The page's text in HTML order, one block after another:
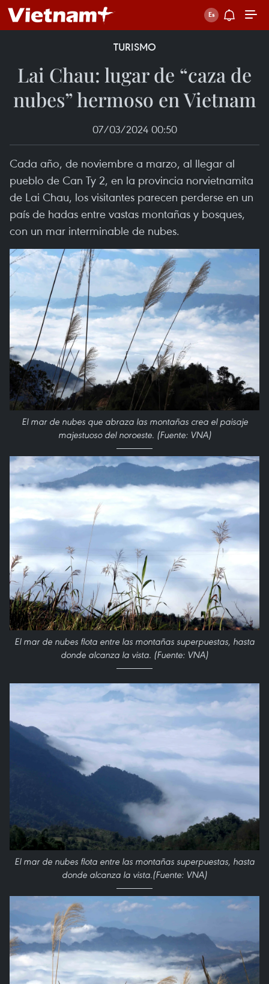
TURISMO
Lai Chau: lugar de “caza de
nubes” hermoso en Vietnam
07/03/2024 00:50
Cada año, de noviembre a marzo, al llegar al
pueblo de Can Ty 2, en la provincia norvietnamita
de Lai Chau, los visitantes parecen perderse en un
país de hadas entre vastas montañas y bosques,
con un mar interminable de nubes.
El mar de nubes que abraza las montañas crea el paisaje
majestuoso del noroeste. (Fuente: VNA)
El mar de nubes flota entre las montañas superpuestas, hasta
donde alcanza la vista. (Fuente: VNA)
El mar de nubes flota entre las montañas superpuestas, hasta
donde alcanza la vista.(Fuente: VNA)